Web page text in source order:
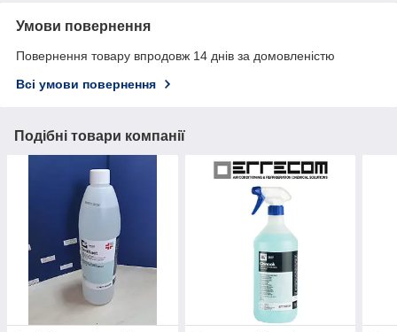
Умови повернення
Повернення товару впродовж 14 днів за домовленістю
Всі умови повернення
Подібні товари компанії